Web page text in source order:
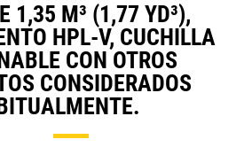
1,35 M³ (1,77 YD³),
HPL-V, CUCHILLA
CON OTROS
CONSIDERADOS